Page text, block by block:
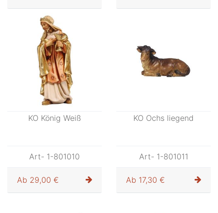
KO König Weiß
Art- 1-801010
Ab 29,00 €
KO Ochs liegend
Art- 1-801011
Ab 17,30 €